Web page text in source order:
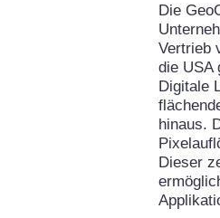
Die
Vertrieb
die USA
Digitale
hinaus.
Dieser